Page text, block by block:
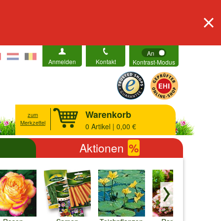
Anmelden Kontakt
An
Kontrast-Modus
zum
Merkzettel
Warenkorb
0 Artikel | 0,00 €
Aktionen %